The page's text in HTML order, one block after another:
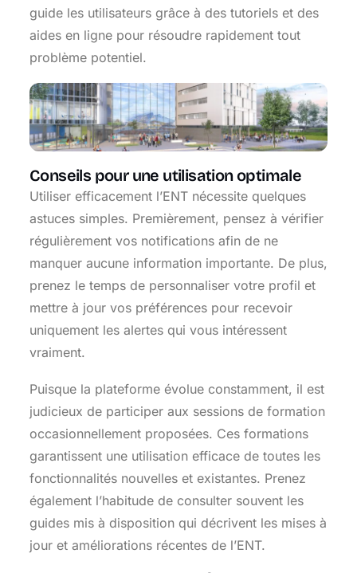
guide les utilisateurs grâce à des tutoriels et des
aides en ligne pour résoudre rapidement tout
problème potentiel.
Conseils pour une utilisation optimale
Utiliser efficacement l’ENT nécessite quelques
astuces simples. Premièrement, pensez à vérifier
régulièrement vos notifications afin de ne
manquer aucune information importante. De plus,
prenez le temps de personnaliser votre profil et
mettre à jour vos préférences pour recevoir
uniquement les alertes qui vous intéressent
vraiment.
Puisque la plateforme évolue constamment, il est
judicieux de participer aux sessions de formation
occasionnellement proposées. Ces formations
garantissent une utilisation efficace de toutes les
fonctionnalités nouvelles et existantes. Prenez
également l’habitude de consulter souvent les
guides mis à disposition qui décrivent les mises à
jour et améliorations récentes de l’ENT.